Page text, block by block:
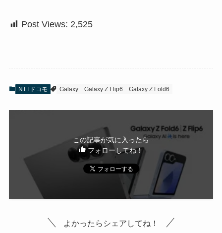
Post Views: 2,525
NTTドコモ Galaxy Galaxy Z Flip6 Galaxy Z Fold6
この記事が気に入ったら
フォローしてね！
よかったらシェアしてね！